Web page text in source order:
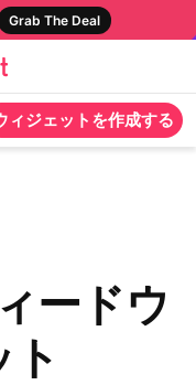
Grab The Deal
ィジェットを作成する
ードウ
ト